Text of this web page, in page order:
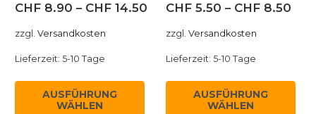
CHF 8.90 – CHF 14.50
zzgl. Versandkosten
Lieferzeit: 5-10 Tage
AUSFÜHRUNG
WÄHLEN
Dieses
CHF5.50 – CHF8.50
zzgl. Versandkosten
Lieferzeit: 5-10 Tage
AUSFÜHRUNG
WÄHLEN